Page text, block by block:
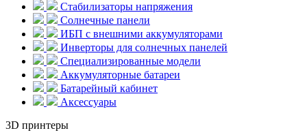
Стабилизаторы напряжения
Солнечные панели
ИБП с внешними аккумуляторами
Инверторы для солнечных панелей
Специализированные модели
Аккумуляторные батареи
Батарейный кабинет
Аксессуары
3D принтеры